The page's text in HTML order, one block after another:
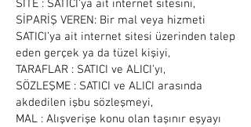
SİTE : SATICI’ya ait internet sitesini,
SİPARİŞ VEREN: Bir mal veya hizmeti
SATICI’ya ait internet sitesi üzerinden talep
eden gerçek ya da tüzel kişiyi,
TARAFLAR : SATICI ve ALICI’yı,
SÖZLEŞME : SATICI ve ALICI arasında
akdedilen işbu sözleşmeyi,
MAL : Alışverişe konu olan taşınır eşyayı